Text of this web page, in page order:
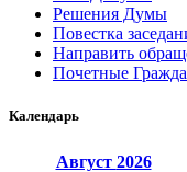
Решения Думы
Повестка
Направить
Почетные
Календарь
Август 2026